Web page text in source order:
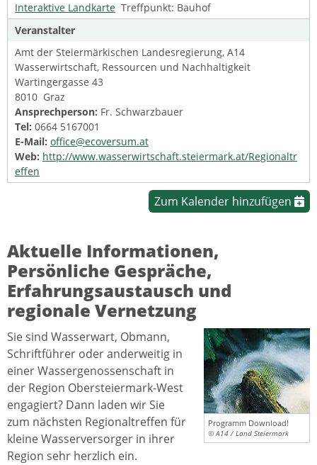
Interaktive Landkarte Treffpunkt: Bauhof
Veranstalter
Amt der Steiermärkischen Landesregierung, A14
Wasserwirtschaft, Ressourcen und Nachhaltigkeit
Wartingergasse 43
8010 Graz
Ansprechperson: Fr. Schwarzbauer
Tel: 0664 5167001
E-Mail: office@ecoversum.at
Web: http://www.wasserwirtschaft.steiermark.at/Regionaltr
effen
Zum Kalender hinzufügen
Aktuelle Informationen,
Persönliche Gespräche,
Erfahrungsaustausch und
regionale Vernetzung
Programm Download!
© A14 / Land Steiermark
Sie sind Wasserwart, Obmann,
Schriftführer oder anderweitig in
einer Wassergenossenschaft in
der Region Obersteiermark-West
engagiert? Dann laden wir Sie
zum nächsten Regionaltreffen für
kleine Wasserversorger in ihrer
Region sehr herzlich ein.